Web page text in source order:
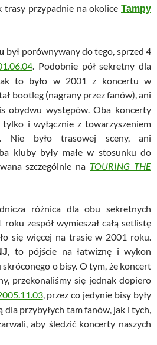
trasy przypadnie na okolice Tampy
był porównywany do tego, sprzed 4
. Podobnie pół sekretny dla
to było w 2001 z koncertu w
bootleg (nagrany przez fanów), ani
obydwu występów. Oba koncerty
tylko i wyłącznie z towarzyszeniem
Nie było trasowej sceny, ani
kluby były małe w stosunku do
szczególnie na TOURING THE
różnica dla obu sekretnych
zespół wymieszał całą setlistę
się więcej na trasie w 2001 roku.
, to pójście na łatwiznę i wykon
o bisy. O tym, że koncert
przekonaliśmy się jednak dopiero
, przez co jedynie bisy były
przybyłych tam fanów, jak i tych,
aby śledzić koncerty naszych